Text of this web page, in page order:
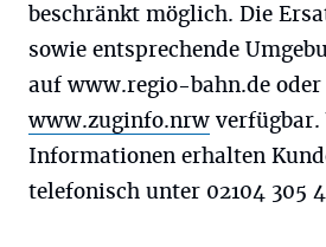
beschränkt möglich. Die
sowie entsprechende
auf www.regio-bahn.de oder
www.zuginfo.nrw verfügbar.
Informationen erhalten
telefonisch unter 02104 305